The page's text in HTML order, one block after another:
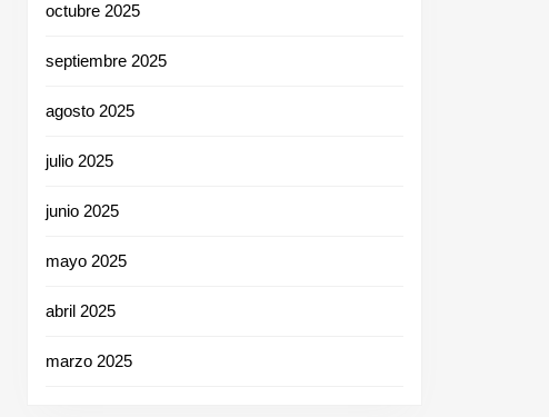
octubre 2025
septiembre 2025
agosto 2025
julio 2025
junio 2025
mayo 2025
abril 2025
marzo 2025